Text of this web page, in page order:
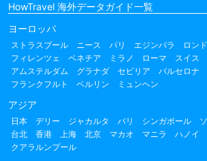
HowTravel 海外データガイド一覧
ヨーロッパ
ストラスブール ニース パリ エジンバラ ロン
フィレンツェ
ベネチア ミラノ ローマ スイス
アムステルダム
グラナダ セビリア バルセロナ
フランクフルト
ベルリン ミュンヘン
アジア
日本 デリー ジャカルタ バリ シンガポール
台北
香港 上海 北京 マカオ マニラ ハノイ
クアラルンプール